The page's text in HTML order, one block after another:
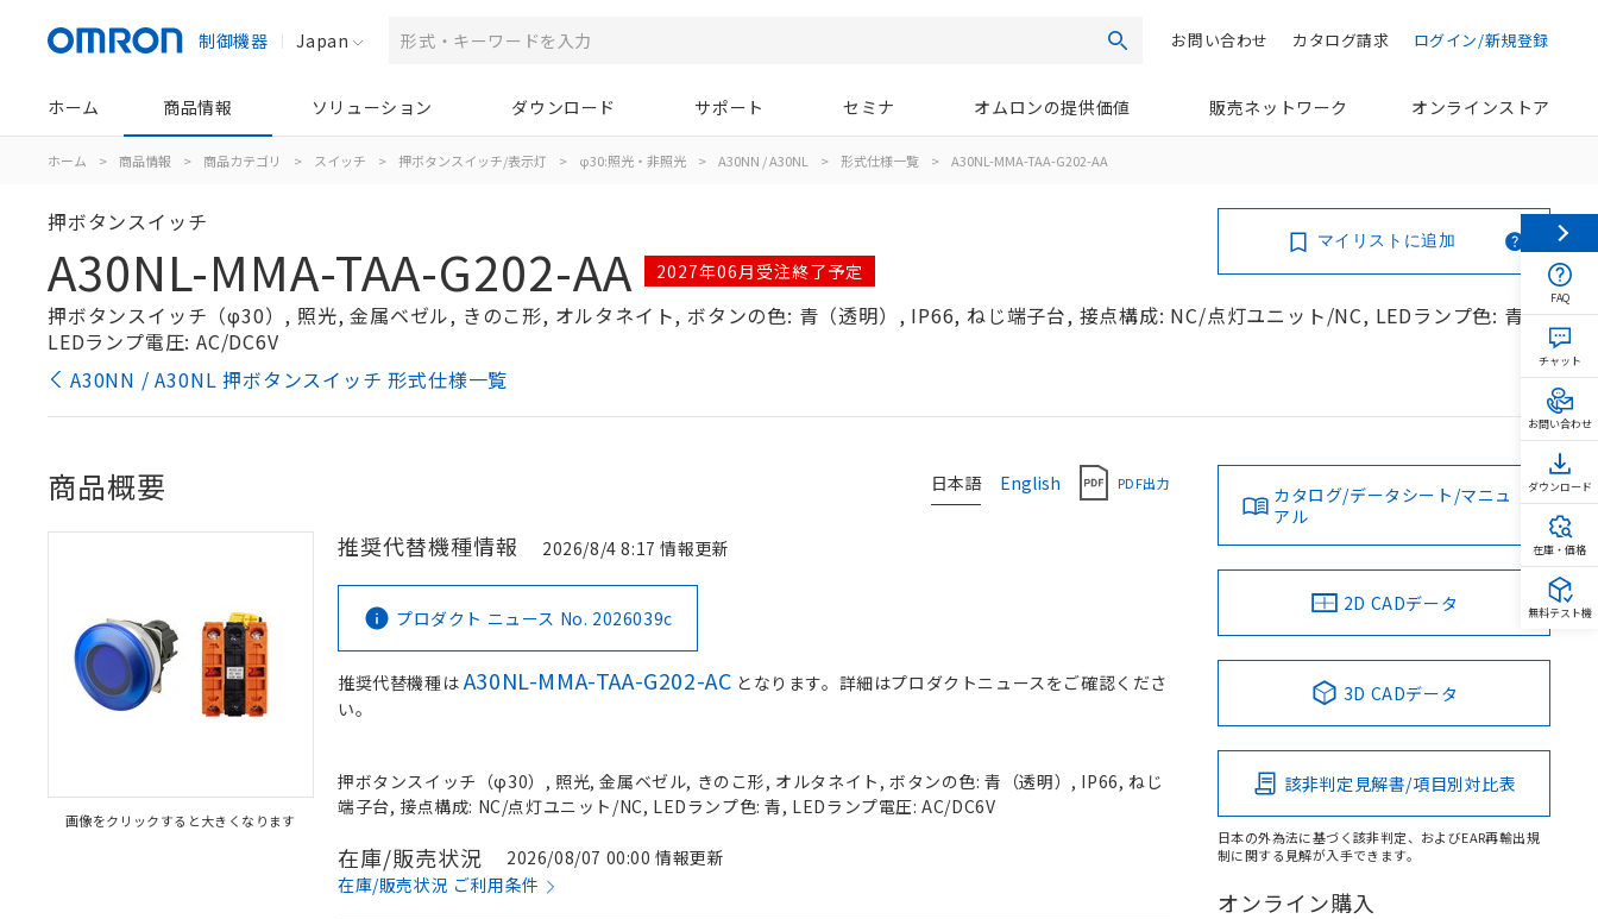
制御機器 Japan 検索 ログイン/新規登録
カタログ請求
お問い合わせ
ホーム 商品情報 ソリューション ダウンロード サポート セミナ オムロンの提供価値 販売ネットワーク オンラインストア
ホーム > 商品情報 > 商品カテゴリ > スイッチ > 押ボタンスイッチ/表示灯 > φ30:照光・非照光 > A30NN / A30NL > 形式仕様一覧 > A30NL-MMA-TAA-G202-AA
押ボタンスイッチ
A30NL-MMA-TAA-G202-AA 2027年06月受注終了予定
押ボタンスイッチ（φ30）, 照光, 金属ベゼル, きのこ形, オルタネイト, ボタンの色: 青（透明）, IP66, ねじ端子台, 接点構成: NC/点灯ユニット/NC, LEDランプ色: 青,
LEDランプ電圧: AC/DC6V
A30NN / A30NL 押ボタンスイッチ 形式仕様一覧
マイリストに追加
日本語 English PDF出力
商品概要
画像をクリックすると大きくなります
推奨代替機種情報 2026/8/4 8:17 情報更新
プロダクト ニュース No. 2026039c
推奨代替機種はA30NL-MMA-TAA-G202-AC となります。詳細はプロダクトニュースをご確認くださ
い。
押ボタンスイッチ（φ30）, 照光, 金属ベゼル, きのこ形, オルタネイト, ボタンの色: 青（透明）, IP66, ねじ
端子台, 接点構成: NC/点灯ユニット/NC, LEDランプ色: 青, LEDランプ電圧: AC/DC6V
在庫/販売状況
2026/08/07 00:00 情報更新
在庫/販売状況 ご利用条件
カタログ/データシート/マニュ
アル
2D CADデータ
3D CADデータ
該非判定見解書/項目別対比表
日本の外為法に基づく該非判定、およびEAR再輸出規
制に関する見解が入手できます。
オンライン購入
FAQ
チャット
お問い合わせ
ダウンロード
在庫・価格
無料テスト機